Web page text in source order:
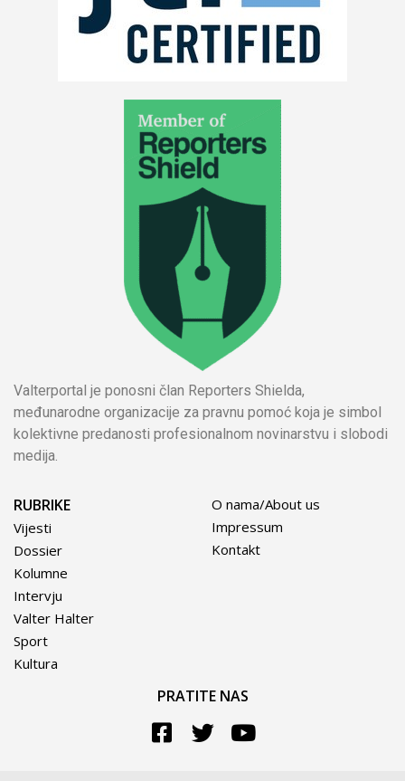
Valterportal je ponosni član Reporters Shielda,
međunarodne organizacije za pravnu pomoć koja je simbol
kolektivne predanosti profesionalnom novinarstvu i slobodi
medija.
RUBRIKE
Vijesti
Dossier
Kolumne
Intervju
Valter Halter
Sport
Kultura
O nama/About us
Impressum
Kontakt
PRATITE NAS